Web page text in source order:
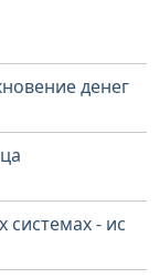
денег
- ис